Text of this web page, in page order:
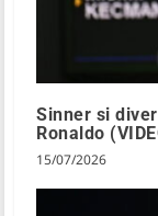
Sinner si
Ronaldo
15/07/2026